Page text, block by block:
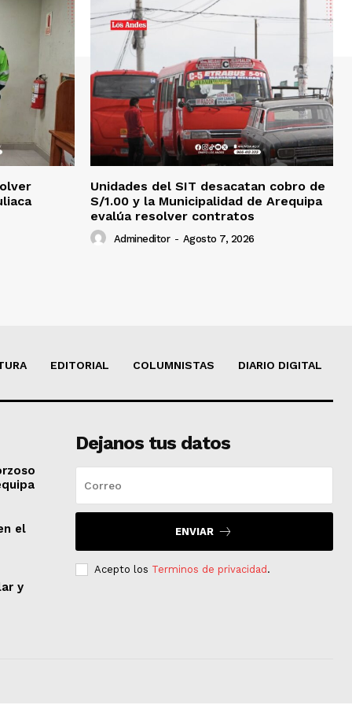
Unidades del SIT desacatan cobro de
S/1.00 y la Municipalidad de Arequipa
evalúa resolver contratos
Admineditor - Agosto 7, 2026
EDITORIAL COLUMNISTAS DIARIO DIGITAL
el
y
Dejanos tus datos
ENVIAR
Acepto los Terminos de privacidad .